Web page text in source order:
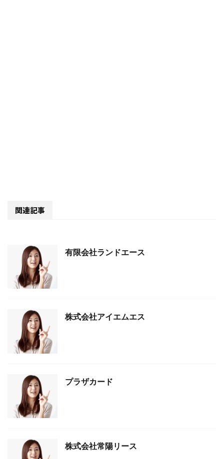
関連記事
有限会社ランドエース
株式会社アイエムエス
プラザカード
株式会社常陽リース